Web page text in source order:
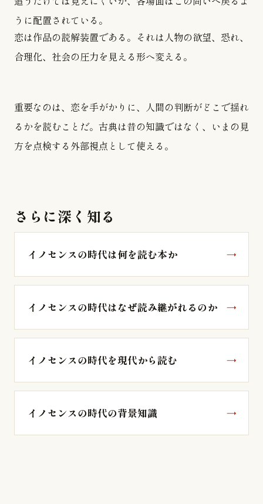
うに配置されている。
恋は作品の読解装置である。それは人物の欲望、恐れ、
合理化、社会の圧力を見える形へ変える。
重要なのは、恋を手がかりに、人間の判断がどこで揺れ
るかを読むことだ。古典は昔の知識ではなく、いまの見
方を点検する外部視点として使える。
さらに深く知る
イノセンスの時代は何を読む本か
イノセンスの時代はなぜ読み継がれるのか
イノセンスの時代を現代から読む
イノセンスの時代の背景知識